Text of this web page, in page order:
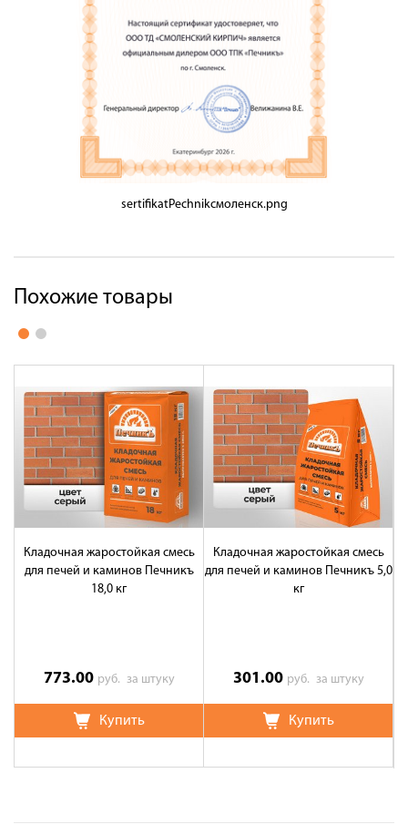
sertifikatPechnikсмоленск.png
Похожие товары
Кладочная жаростойкая смесь
для печей и каминов Печникъ
18,0 кг
773.00 руб. за штуку
Купить
Кладочная жаростойкая смесь
для печей и каминов Печникъ 5,0
кг
301.00 руб. за штуку
Купить